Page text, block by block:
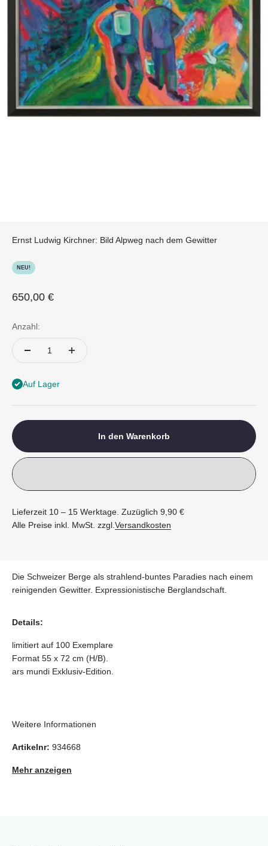
Ernst Ludwig Kirchner: Bild Alpweg nach dem Gewitter
NEU!
Angebot
650,00 €
Anzahl:
Auf Lager
In den Warenkorb
Lieferzeit 10 – 15 Werktage. Zuzüglich 9,90 €
Alle Preise inkl. MwSt. zzgl.Versandkosten
Die Schweizer Berge als strahlend-buntes Paradies nach einem
reinigenden Gewitter. Expressionistische Berglandschaft.
Details:
limitiert auf 100 Exemplare
Format 55 x 72 cm (H/B).
ars mundi Exklusiv-Edition.
Weitere Informationen
Artikelnr: 934668
Mehr anzeigen